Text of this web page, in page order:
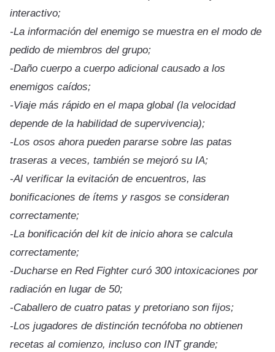
interactivo;
-La información del enemigo se muestra en el modo de
pedido de miembros del grupo;
-Daño cuerpo a cuerpo adicional causado a los
enemigos caídos;
-Viaje más rápido en el mapa global (la velocidad
depende de la habilidad de supervivencia);
-Los osos ahora pueden pararse sobre las patas
traseras a veces, también se mejoró su IA;
-Al verificar la evitación de encuentros, las
bonificaciones de ítems y rasgos se consideran
correctamente;
-La bonificación del kit de inicio ahora se calcula
correctamente;
-Ducharse en Red Fighter curó 300 intoxicaciones por
radiación en lugar de 50;
-Caballero de cuatro patas y pretoriano son fijos;
-Los jugadores de distinción tecnófoba no obtienen
recetas al comienzo, incluso con INT grande;